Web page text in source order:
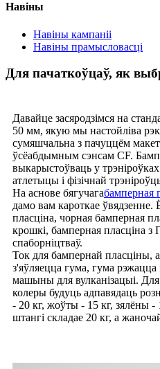
Навіны
Навіны кампаніі
Навіны прамысловасці
Для пачаткоўцаў, як
Давайце засяродзімся на
50 мм, якую мы настойліва
сумяшчальна з пачуццём
ўсёабдымным сэнсам CF.
выкарыстоўваць у
атлетыцы і фізічнай
На аснове бягучагабамперная
дамо вам кароткае ўвядзенне.
пласціна, чорная бамперная
крошкі, бамперная пласціна з
спаборніцтваў.
Ток для бампернай пласціны,
з'яўляецца гума, гума рэжацца
машыны для вулканізацыі.
колеры будуць адпавядаць
- 20 кг, жоўты - 15 кг, зялёны -
штангі складае 20 кг, а